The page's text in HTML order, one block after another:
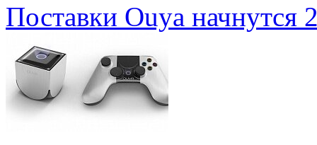
Поставки Ouya начнутся